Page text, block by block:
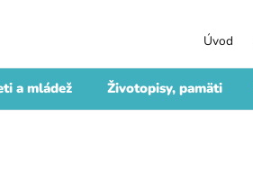
a mládež Životopisy, pamäti
Úvod